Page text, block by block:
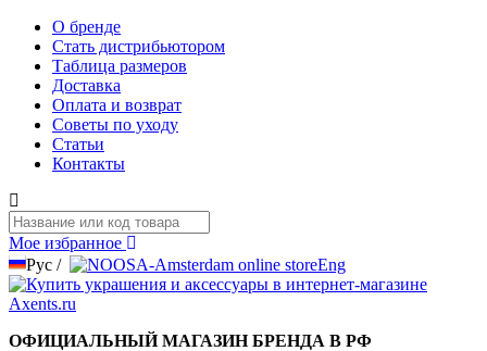
О бренде
Стать дистрибьютором
Таблица размеров
Доставка
Оплата и возврат
Советы по уходу
Статьи
Контакты
Мое избранное
Рус / Eng
ОФИЦИАЛЬНЫЙ МАГАЗИН БРЕНДА В РФ